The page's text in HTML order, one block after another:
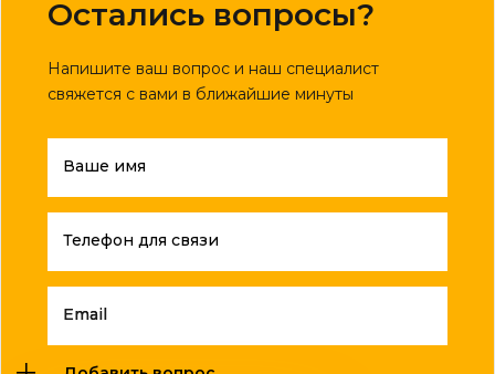
Остались вопросы?
Напишите ваш вопрос и наш специалист
свяжется с вами в ближайшие минуты
Ваше имя
Телефон для связи
Email